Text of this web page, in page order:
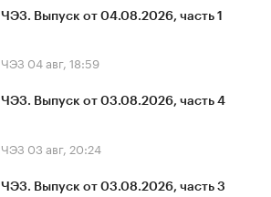
ЧЭЗ. Выпуск от 04.08.2026, часть 1
ЧЭЗ 04 авг, 18:59
ЧЭЗ. Выпуск от 03.08.2026, часть 4
ЧЭЗ 03 авг, 20:24
ЧЭЗ. Выпуск от 03.08.2026, часть 3